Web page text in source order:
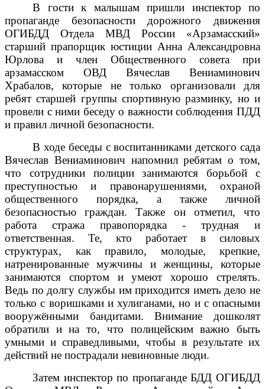
В гости к малышам пришли инспектор по
пропаганде безопасности дорожного движения
ОГИБДД Отдела МВД России «Арзамасский»
старший прапорщик юстиции Анна Александровна
Юрлова и член Общественного совета при
арзамасском ОВД Вячеслав Вениаминович
Храбалов, которые не только организовали для
ребят старшей группы спортивную разминку, но и
провели с ними беседу о важности соблюдения ПДД
и правил личной безопасности.
В ходе беседы с воспитанниками детского сада
Вячеслав Вениаминович напомнил ребятам о том,
что сотрудники полиции занимаются борьбой с
преступностью и правонарушениями, охраной
общественного порядка, а также личной
безопасностью граждан. Также он отметил, что
работа стража правопорядка - трудная и
ответственная. Те, кто работает в силовых
структурах, как правило, молодые, крепкие,
натренированные мужчины и женщины, которые
занимаются спортом и умеют хорошо стрелять.
Ведь по долгу службы им приходится иметь дело не
только с воришками и хулиганами, но и с опасными
вооружёнными бандитами. Внимание дошколят
обратили и на то, что полицейским важно быть
умными и справедливыми, чтобы в результате их
действий не пострадали невиновные люди.
Затем инспектор по пропаганде БДД ОГИБДД